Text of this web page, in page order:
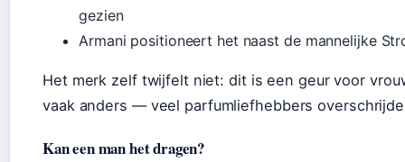
gezien
Armani positioneert het naast de mannelijke
Het merk zelf twijfelt niet: dit is een geur voor
vaak anders — veel parfumliefhebbers
Kan een man het dragen?